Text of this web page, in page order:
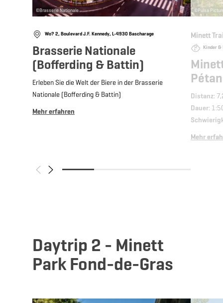
©Brasserie Nationale
Wo? 2, Boulevard J.F. Kennedy, L-4930 Bascharage
Brasserie Nationale
(Bofferding & Battin)
Erleben Sie die Welt der Biere in der Brasserie
Nationale (Bofferding & Battin)
Mehr erfahren
©Pulsa
Minett
Kinder
Distanz:
Dauer:
Mehr
Daytrip 2 - Minett
Park Fond-de-Gras
Mehr erfahren